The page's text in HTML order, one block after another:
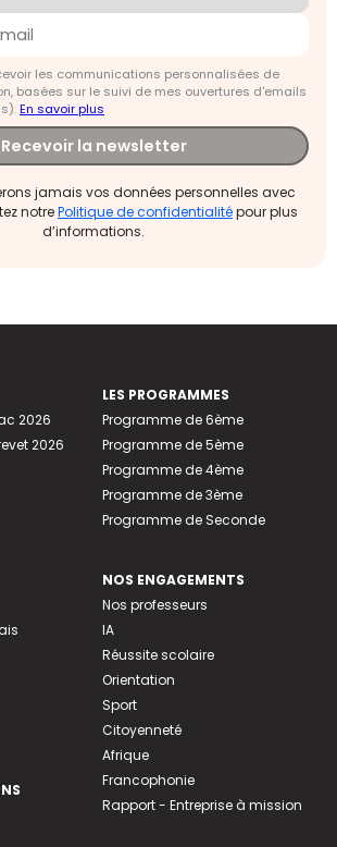
les communications personnalisées de
basées sur le suivi de mes ouvertures d'emails
En savoir plus
Recevoir la newsletter
jamais vos données personnelles avec
notrePolitique de confidentialitépour plus
d’informations.
2026
2026
LES PROGRAMMES
Programme de 6ème
Programme de 5ème
Programme de 4ème
Programme de 3ème
Programme de Seconde
NOS ENGAGEMENTS
Nos professeurs
IA
Réussite scolaire
Orientation
Sport
Citoyenneté
Afrique
Francophonie
Rapport - Entreprise à mission